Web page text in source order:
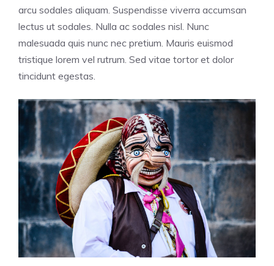
arcu sodales aliquam. Suspendisse viverra accumsan
lectus ut sodales. Nulla ac sodales nisl. Nunc
malesuada quis nunc nec pretium. Mauris euismod
tristique lorem vel rutrum. Sed vitae tortor et dolor
tincidunt egestas.